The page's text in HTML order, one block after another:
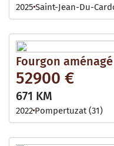
2025 Saint-Jean-Du-
Fourgon aménagé
52900 €
671 KM
2022 Pompertuzat (31)